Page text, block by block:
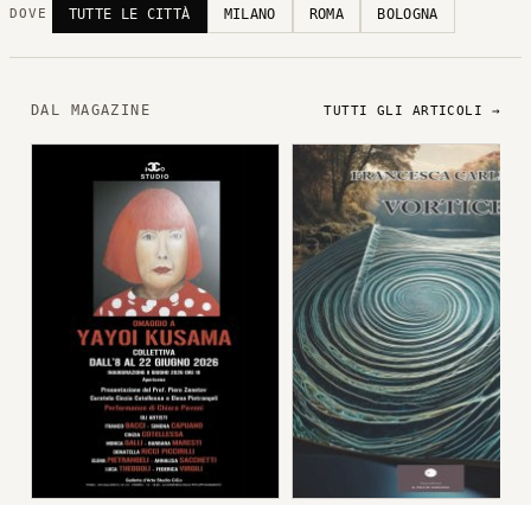
DOVE TUTTE LE CITTÀ MILANO ROMA BOLOGNA
DAL MAGAZINE TUTTI GLI ARTICOLI →